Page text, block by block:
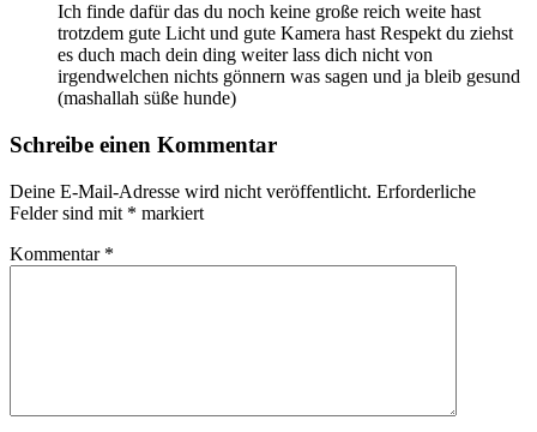
Ich finde dafür das du noch keine große reich weite hast
trotzdem gute Licht und gute Kamera hast Respekt du ziehst
es duch mach dein ding weiter lass dich nicht von
irgendwelchen nichts gönnern was sagen und ja bleib gesund
(mashallah süße hunde)
Schreibe einen Kommentar
Deine E-Mail-Adresse wird nicht veröffentlicht. Erforderliche
Felder sind mit * markiert
Kommentar *